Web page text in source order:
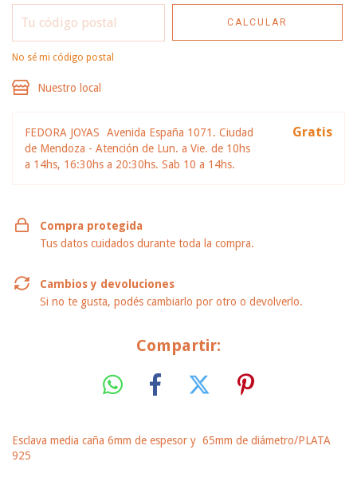
CALCULAR
No sé mi código postal
Nuestro local
FEDORA JOYAS
Avenida España 1071. Ciudad
de Mendoza - Atención de Lun. a Vie. de 10hs
a 14hs, 16:30hs a 20:30hs. Sab 10 a 14hs.
Gratis
Compra protegida
Tus datos cuidados durante toda la compra.
Cambios y devoluciones
Si no te gusta, podés cambiarlo por otro o devolverlo.
Compartir:
Esclava media caña 6mm de espesor y 65mm de diámetro/PLATA
925